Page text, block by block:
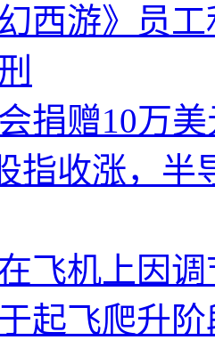
西游》员
捐赠10万
指收涨，半
飞机上因
起飞爬升阶